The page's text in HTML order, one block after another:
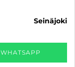
seinäjoki
WHATSAPP